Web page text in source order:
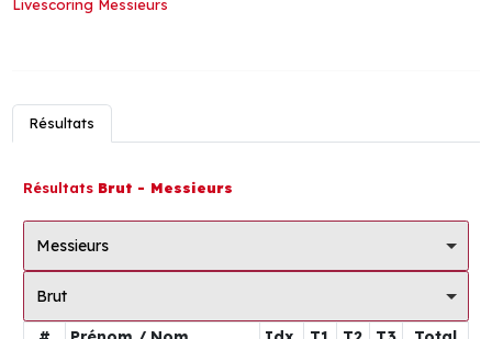
Livescoring Messieurs
Résultats
Résultats Brut - Messieurs
Messieurs
Brut